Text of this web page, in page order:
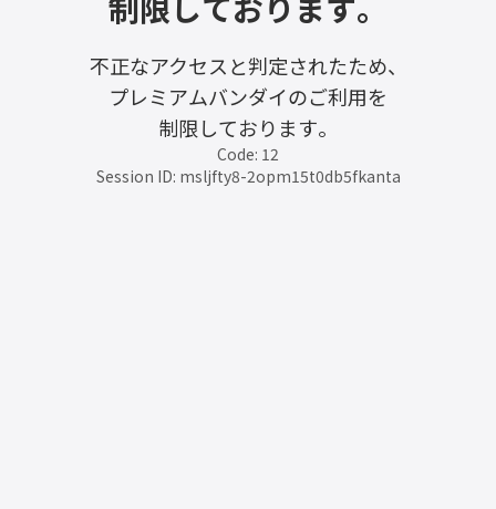
不正なアクセスと判定されたため、
プレミアムバンダイのご利用を
制限しております。
Code: 12
Session ID: msljfty8-2opm15t0db5fkanta